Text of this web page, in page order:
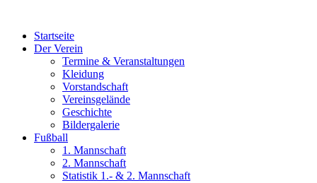
wechselnStartseite
Der Verein
Termine & Veranstaltungen
Kleidung
Vorstandschaft
Vereinsgelände
Geschichte
Bildergalerie
Fußball
1. Mannschaft
2. Mannschaft
Statistik 1.- & 2. Mannschaft